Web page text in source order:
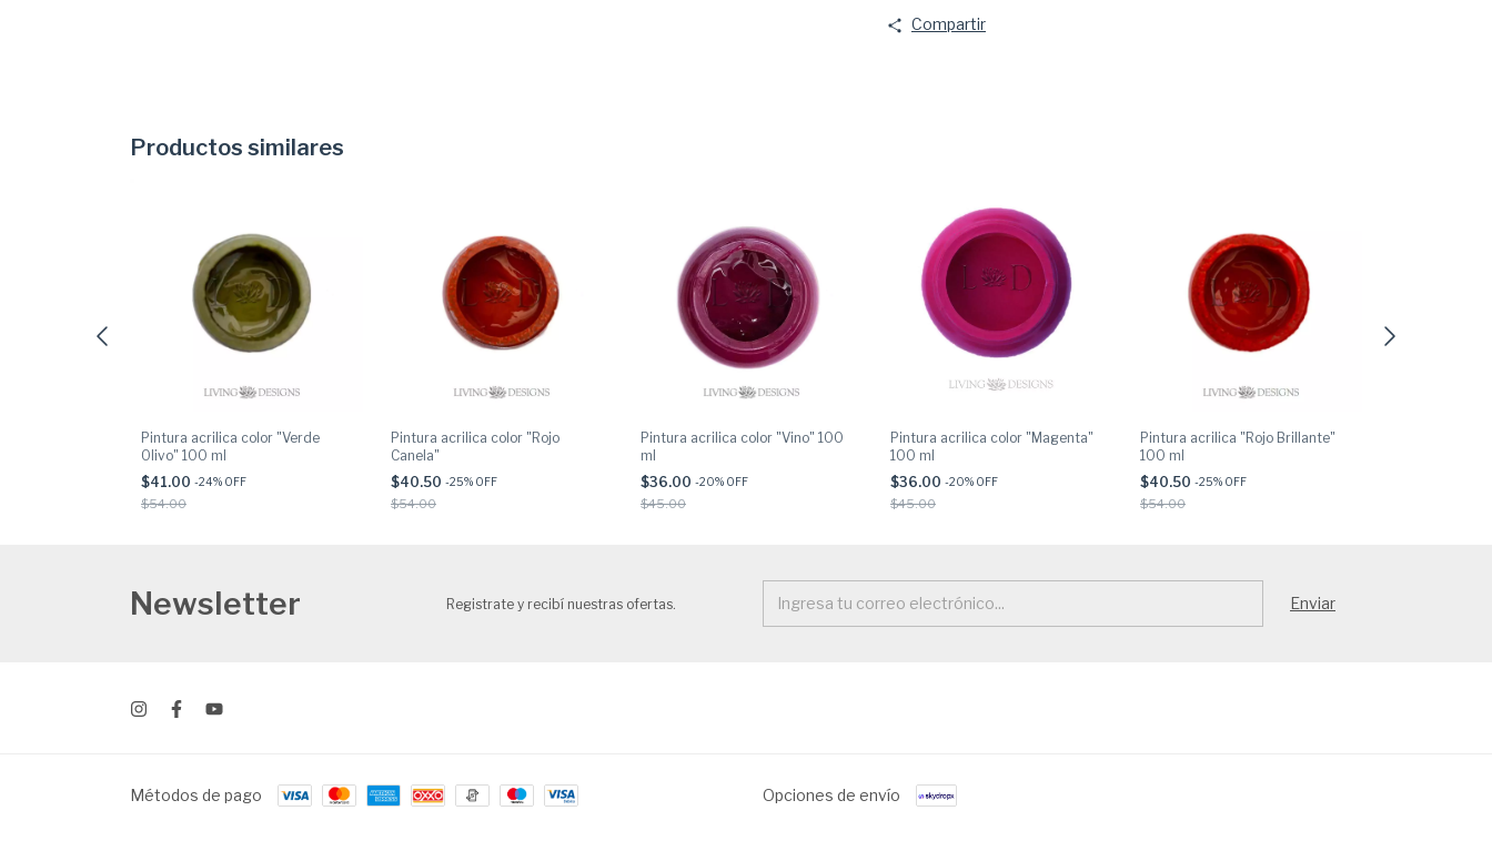
Compartir
Productos similares
Pintura acrilica color "Verde
Olivo" 100 ml
$41.00 -24% OFF
$54.00
Pintura acrilica color "Rojo
Canela"
$40.50 -25% OFF
$54.00
Pintura acrilica color "Vino" 100
ml
$36.00 -20% OFF
$45.00
Pintura acrilica color "Magenta"
100 ml
$36.00 -20% OFF
$45.00
Pintura acrilica "Rojo Brillante"
100 ml
$40.50 -25% OFF
$54.00
Newsletter Registrate y recibí nuestras ofertas.
Métodos de pago Opciones de envío